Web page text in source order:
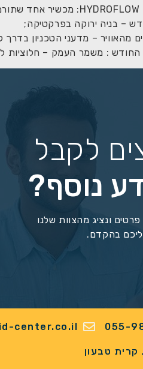
– בניה ירוקה בפרקטיקה;
מהאוויר – מדעני הטכניון
: משמר העמק – חלוציות למאה ה-21
לקבל
נוסף?
פרטים ונציג מהצוות שלנו
בהקדם.
055-
center.co.il